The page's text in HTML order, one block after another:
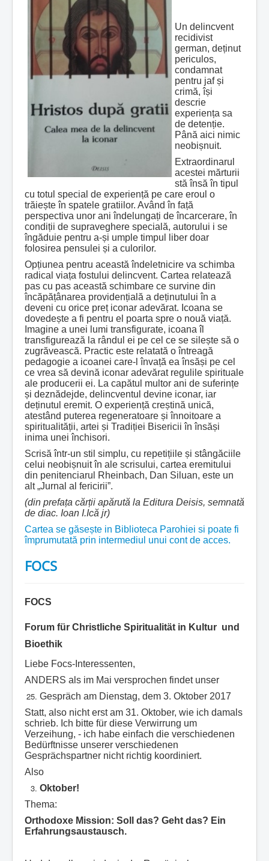
Un delincvent
recidivist
german, deținut
periculos,
condamnat
pentru jaf și
crimă, își
descrie
experiența sa
de detenție.
Până aici nimic
neobișnuit.
Extraordinarul
acestei mărturii
stă însă în tipul
cu totul special de experiență pe care eroul o
trăiește în spatele gratiilor. Având în față
perspectiva unor ani îndelungați de încarcerare, în
condiții de supraveghere specială, autorului i se
îngăduie pentru a-și umple timpul liber doar
folosirea pensulei și a culorilor.
Opțiunea pentru această îndeletnicire va schimba
radical viața fostului delincvent. Cartea relatează
pas cu pas această schimbare ce survine din
încăpățânarea providențială a deținutului în a
deveni cu orice preț iconar adevărat. Icoana se
dovedește a fi pentru el poarta spre o nouă viață.
Imagine a unei lumi transfigurate, icoana îl
transfigurează la rândul ei pe cel ce se silește să o
zugrăvească. Practic este relatată o întreagă
pedagogie a icoanei care-l învață ea însăși pe cel
ce vrea să devină iconar adevărat regulile spirituale
ale producerii ei. La capătul multor ani de suferințe
și deznădejde, delincventul devine iconar, iar
deținutul eremit. O experiență creștină unică,
atestând puterea regeneratoare și înnoitoare a
spiritualității, artei și Tradiției Bisericii în însăși
inima unei închisori.
Scrisă într-un stil simplu, cu repetițiile și stângăciile
celui neobișnuit în ale scrisului, cartea eremitului
din penitenciarul Rheinbach, Dan Siluan, este un
alt „Jurnal al fericirii”.
(din prefața cărții apărută la Editura Deisis, semnată
de diac. Ioan I.Ică jr)
Cartea se găsește in Biblioteca Parohiei si poate fi
împrumutată prin intermediul unui cont de acces.
FOCS
FOCS
Forum für Christliche Spiritualität in Kultur und
Bioethik
Liebe Focs-Interessenten,
ANDERS als im Mai versprochen findet unser
Gespräch am Dienstag, dem 3. Oktober 2017
Statt, also nicht erst am 31. Oktober, wie ich damals
schrieb. Ich bitte für diese Verwirrung um
Verzeihung, - ich habe einfach die verschiedenen
Bedürftnisse unserer verschiedenen
Gesprächspartner nicht richtig koordiniert.
Also
Oktober!
Thema:
Orthodoxe Mission: Soll das? Geht das? Ein
Erfahrungsaustausch.